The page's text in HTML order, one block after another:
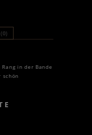
in der Bande
schön